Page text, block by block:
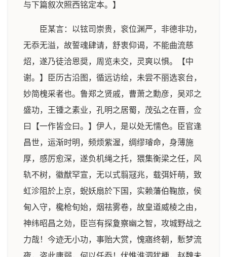
与下篇叙次照西铭定本。】
臣某言：以铉司崇贵，衮位渊严，非德非功，
无忝无溢，故誓魂肆请，舒衷仰谒，不能曲流慈
炤，遂乃徒洽恩奨，周览未交，灵爽以惧。【中
谢。】臣历古沿图，循远访绘，未尝不丽选衮台，
妙简槐采者也。鲁郑之贤戚，曹萧之勳彦，吴邓之
盛功，王锺之素业，孔明之居蜀，茂弘之在晋，佥
曰【一作皆佥曰。】伊人，是以处无懦色。臣官逢
昌世，运渐时明，频烦紫渥，绸缪璿命，身薄施
厚，感厉愈深，遂负机绳之托，猥集衡梁之任，风
轨不树，徽猷罕宣，无以式翦冦兆，载弭奸萌，致
虹沴阻於上京，蜺妖扇於下国，实赖藩伯鞠旅，侯
甸入守，欃枪旬始，烟祛雾卷，故皇道威棱之由，
神纬昭昌之効，臣岂有探夐察幽之智，攻城野战之
力哉！今迹无小功，事贻大赏，愧寤终朝，慙梦流